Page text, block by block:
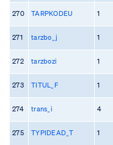
270 TARPKODEU 1
271 tarzbo_j 1
272 tarzbozi 1
273 TITUL_F 1
274 trans_i 4
275 TYPIDEAD_T 1